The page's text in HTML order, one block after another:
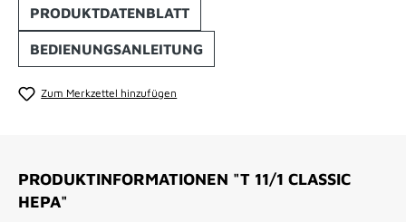
PRODUKTDATENBLATT
BEDIENUNGSANLEITUNG
Zum Merkzettel hinzufügen
PRODUKTINFORMATIONEN "T 11/1 CLASSIC
HEPA"